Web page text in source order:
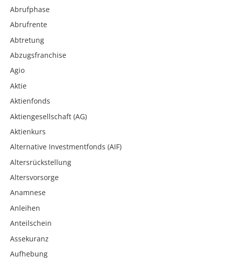
Abrufphase
Abrufrente
Abtretung
Abzugsfranchise
Agio
Aktie
Aktienfonds
Aktiengesellschaft (AG)
Aktienkurs
Alternative Investmentfonds (AIF)
Altersrückstellung
Altersvorsorge
Anamnese
Anleihen
Anteilschein
Assekuranz
Aufhebung